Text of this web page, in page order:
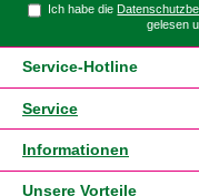
Ich habe die
gelesen
Service-Hotline
Service
Informationen
Unsere Vorteile